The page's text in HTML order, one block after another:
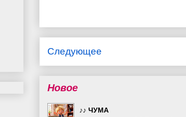
Следующее
Новое
♪♪ ЧУМА